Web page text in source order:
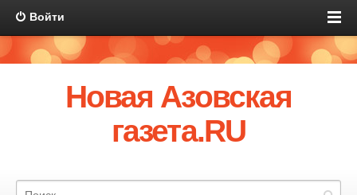
Войти
Новая Азовская
газета.RU